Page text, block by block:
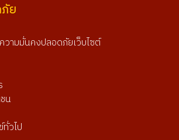
ย
วามมั่นคงปลอดภัยเว็บไซต์
น
วไป